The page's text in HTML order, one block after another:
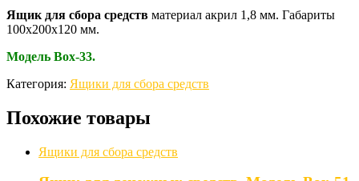
Ящик для сбора средств материал акрил 1,8 мм. Габариты
100х200х120 мм.
Модель Box-33.
Категория: Ящики для сбора средств
Похожие товары
Ящики для сбора средств